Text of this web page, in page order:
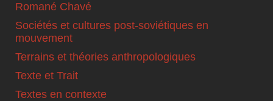
Romané Chavé
Sociétés et cultures post-soviétiques en
mouvement
Terrains et théories anthropologiques
Texte et Trait
Textes en contexte